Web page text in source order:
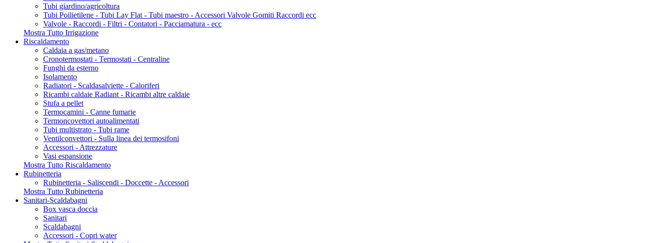
Tubi giardino/agricoltura
Tubi Poilietilene - Tubi Lay Flat - Tubi maestro - Accessori Valvole Gomiti Raccordi ecc
Valvole - Raccordi - Filtri - Contatori - Pacciamatura - ecc
Mostra Tutto Irrigazione
Riscaldamento
Caldaia a gas/metano
Cronotermostati - Termostati - Centraline
Funghi da esterno
Isolamento
Radiatori - Scaldasalviette - Caloriferi
Ricambi caldaie Radiant - Ricambi altre caldaie
Stufa a pellet
Termocamini - Canne fumarie
Termoncovettori autoalimentati
Tubi multistrato - Tubi rame
Ventilconvettori - Sulla linea dei termosifoni
Accessori - Attrezzature
Vasi espansione
Mostra Tutto Riscaldamento
Rubinetteria
Rubinetteria - Saliscendi - Doccette - Accessori
Mostra Tutto Rubinetteria
Sanitari-Scaldabagni
Box vasca doccia
Sanitari
Scaldabagni
Accessori - Copri water